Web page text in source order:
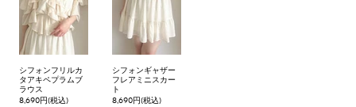
シフォンフリルカ
タアキペプラムブ
ラウス
8,690円(税込)
シフォンギャザー
フレアミニスカー
ト
8,690円(税込)